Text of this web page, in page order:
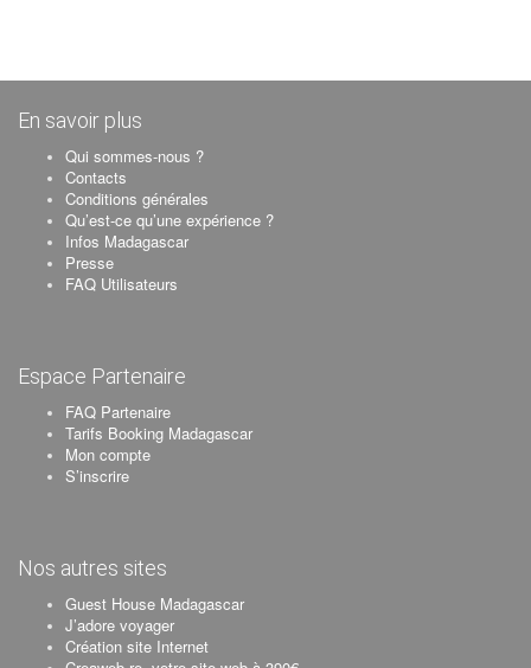
En savoir plus
Qui sommes-nous ?
Contacts
Conditions générales
Qu’est-ce qu’une expérience ?
Infos Madagascar
Presse
FAQ Utilisateurs
Espace Partenaire
FAQ Partenaire
Tarifs Booking Madagascar
Mon compte
S’inscrire
Nos autres sites
Guest House Madagascar
J’adore voyager
Création site Internet